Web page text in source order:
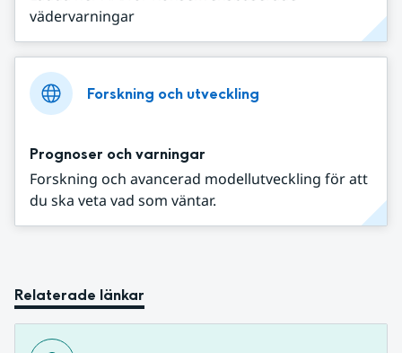
vädervarningar
Forskning och utveckling
Prognoser och varningar
Forskning och avancerad modellutveckling för att
du ska veta vad som väntar.
Relaterade länkar